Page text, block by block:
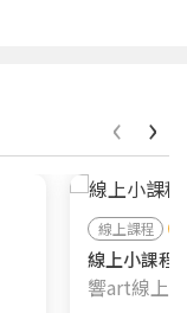
線上課程
線上小課
響art線上
‹ ›